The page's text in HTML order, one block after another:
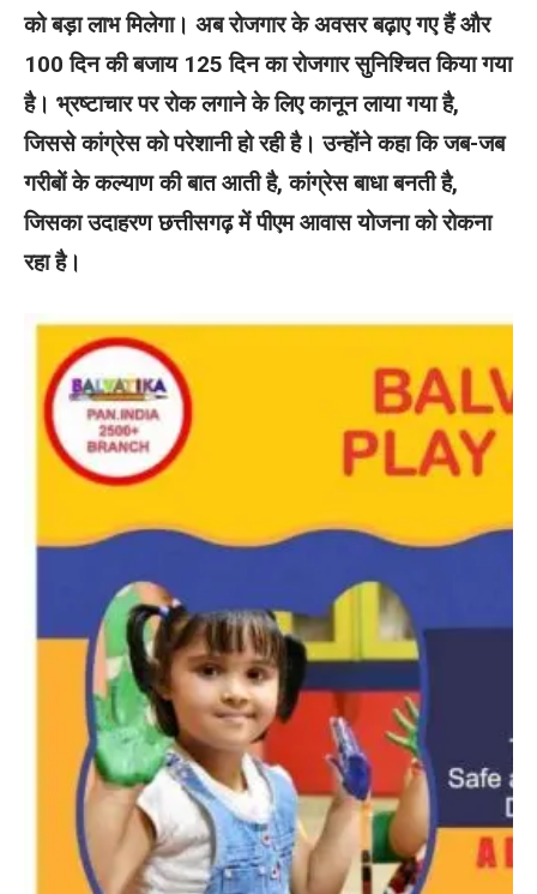
को बड़ा लाभ मिलेगा। अब रोजगार के अवसर बढ़ाए गए हैं और
100 दिन की बजाय 125 दिन का रोजगार सुनिश्चित किया गया
है। भ्रष्टाचार पर रोक लगाने के लिए कानून लाया गया है,
जिससे कांग्रेस को परेशानी हो रही है। उन्होंने कहा कि जब-जब
गरीबों के कल्याण की बात आती है, कांग्रेस बाधा बनती है,
जिसका उदाहरण छत्तीसगढ़ में पीएम आवास योजना को रोकना
रहा है।